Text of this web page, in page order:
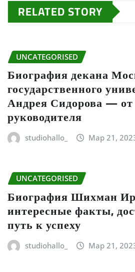
RELATED STORY
UNCATEGORISED
Биография декана
государственного
Андрея Сидорова — от
руководителя
studiohallo_ Мар 21,
UNCATEGORISED
Биография Шихман
интересные факты,
путь к успеху
studiohallo_ Мар 21,